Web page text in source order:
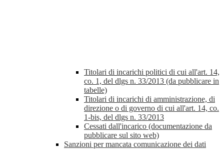
Titolari di incarichi politici di cui all'art. 14,
co. 1, del dlgs n. 33/2013 (da pubblicare in
tabelle)
Titolari di incarichi di amministrazione, di
direzione o di governo di cui all'art. 14, co.
1-bis, del dlgs n. 33/2013
Cessati dall'incarico (documentazione da
pubblicare sul sito web)
Sanzioni per mancata comunicazione dei dati